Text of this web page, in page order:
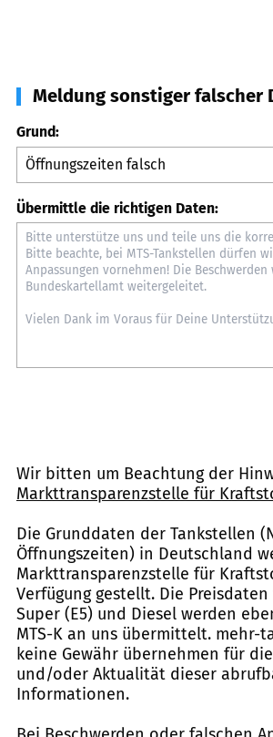
Meldung sonstiger falscher
Grund:
Übermittle die richtigen Daten:
Wir bitten um Beachtung der
Markttransparenzstelle für
Die Grunddaten der Tankstellen
Öffnungszeiten) in Deutschland
Markttransparenzstelle für
Verfügung gestellt. Die Preisdaten
Super (E5) und Diesel werden
MTS-K an uns übermittelt. mehr-
keine Gewähr übernehmen für
und/oder Aktualität dieser
Informationen.